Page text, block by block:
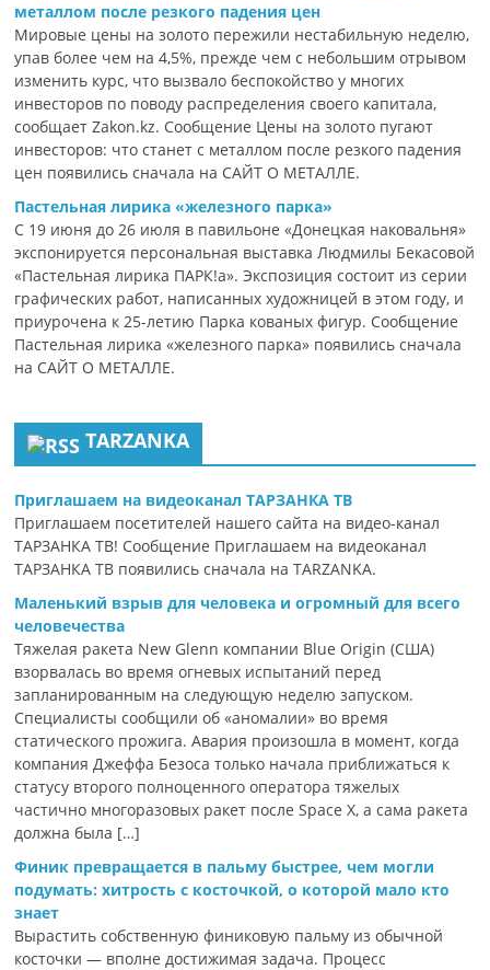
металлом после резкого падения цен
Мировые цены на золото пережили нестабильную неделю,
упав более чем на 4,5%, прежде чем с небольшим отрывом
изменить курс, что вызвало беспокойство у многих
инвесторов по поводу распределения своего капитала,
сообщает Zakon.kz. Сообщение Цены на золото пугают
инвесторов: что станет с металлом после резкого падения
цен появились сначала на САЙТ О МЕТАЛЛЕ.
Пастельная лирика «железного парка»
С 19 июня до 26 июля в павильоне «Донецкая наковальня»
экспонируется персональная выставка Людмилы Бекасовой
«Пастельная лирика ПАРК!а». Экспозиция состоит из серии
графических работ, написанных художницей в этом году, и
приурочена к 25-летию Парка кованых фигур. Сообщение
Пастельная лирика «железного парка» появились сначала
на САЙТ О МЕТАЛЛЕ.
TARZANKA
Приглашаем на видеоканал ТАРЗАНКА ТВ
Приглашаем посетителей нашего сайта на видео-канал
ТАРЗАНКА ТВ! Сообщение Приглашаем на видеоканал
ТАРЗАНКА ТВ появились сначала на TARZANKA.
Маленький взрыв для человека и огромный для всего
человечества
Тяжелая ракета New Glenn компании Blue Origin (США)
взорвалась во время огневых испытаний перед
запланированным на следующую неделю запуском.
Специалисты сообщили об «аномалии» во время
статического прожига. Авария произошла в момент, когда
компания Джеффа Безоса только начала приближаться к
статусу второго полноценного оператора тяжелых
частично многоразовых ракет после Space X, а сама ракета
должна была […]
Финик превращается в пальму быстрее, чем могли
подумать: хитрость с косточкой, о которой мало кто
знает
Вырастить собственную финиковую пальму из обычной
косточки — вполне достижимая задача. Процесс